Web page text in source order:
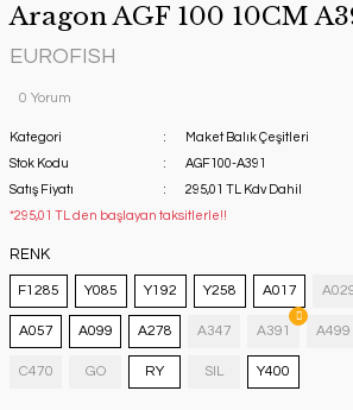
Aragon AGF 100 10CM
EUROFISH
0 Yorum
Kategori
Maket Balık Çeşitleri
Stok Kodu
AGF100-A391
Satış Fiyatı
295,01 TL Kdv Dahil
*295,01 TL den başlayan taksitlerle!!
RENK
F1285 Y085 Y192 Y258 A017
A057 A099 A278 A347 A391 A499
C470 GO RY SIL Y400